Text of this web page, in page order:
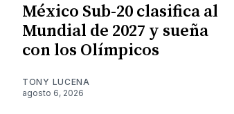
México Sub-20 clasifica al
Mundial de 2027 y sueña
con los Olímpicos
TONY LUCENA
agosto 6, 2026